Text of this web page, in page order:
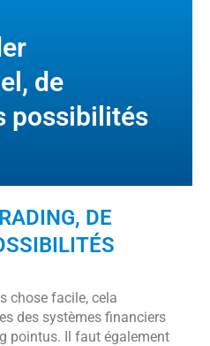
de
possibilités
DE
chose facile, cela
des systèmes financiers
pointus. Il faut également